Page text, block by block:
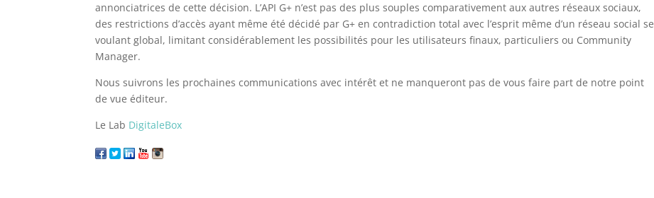
annonciatrices de cette décision. L’API G+ n’est pas des plus souples comparativement aux autres réseaux sociaux,
des restrictions d’accès ayant même été décidé par G+ en contradiction total avec l’esprit même d’un réseau social se
voulant global, limitant considérablement les possibilités pour les utilisateurs finaux, particuliers ou Community
Manager.
Nous suivrons les prochaines communications avec intérêt et ne manqueront pas de vous faire part de notre point
de vue éditeur.
Le Lab DigitaleBox